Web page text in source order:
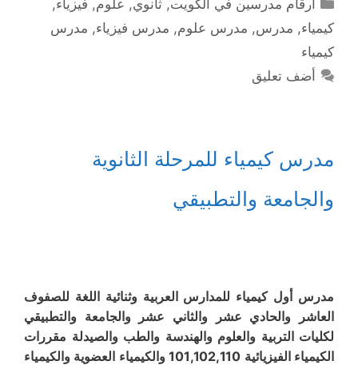
ارقام مدرسين في الكويت,ثانوي, علوم, فيزياء,
كيمياء, مدرس, مدرس علوم, مدرس فيزياء, مدرس
كيمياء
أضف تعليق
مدرس كيمياء للمرحلة الثانوية
والجامعة والتطبيقي
مدرس أول كيمياء للمدارس العربية وثنائية اللغة للصفوف
العاشر والحادي عشر والثاني عشر والجامعة والتطبيقي
لكليات التربية والعلوم والهندسة والطب والصيدلة مقررات
الكيمياء الفيزيائية 101,102,110 والكيمياء العضوية والكيمياء